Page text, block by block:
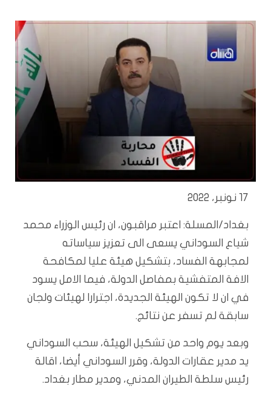
17 نونبر، 2022
بغداد/المسلة: اعتبر مراقبون، ان رئيس الوزراء محمد
شياع السوداني يسعى الى تعزيز سياساته
لمجابهة الفساد، بتشكيل هيئة عليا لمكافحة
الافة المتفشية بمفاصل الدولة، فيما الامل يسود
في ان لا تكون الهيئة الجديدة، اجترارا لهيئات ولجان
سابقة لم تسفر عن نتائج.
وبعد يوم واحد من تشكيل الهيئة، سحب السوداني
يد مدير عقارات الدولة، وقرر السوداني أيضا، اقالة
رئيس سلطة الطيران المدني، ومدير مطار بغداد.